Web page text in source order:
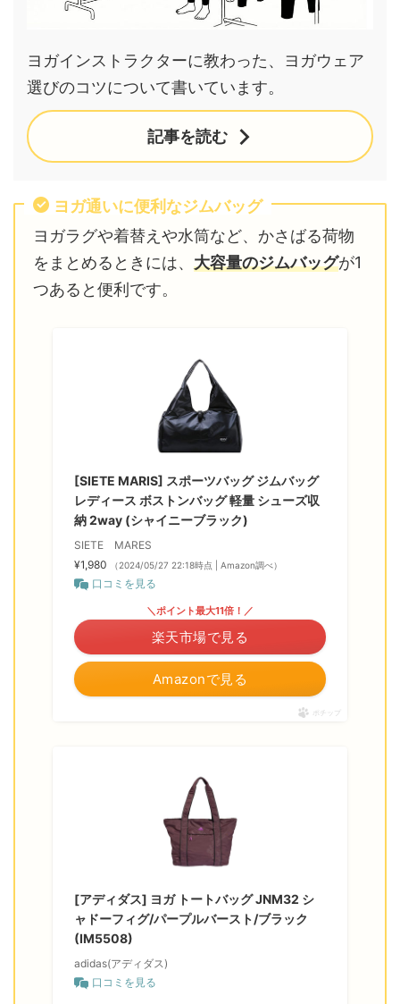
ヨガインストラクターに教わった、ヨガウェア
選びのコツについて書いています。
記事を読む
ヨガ通いに便利なジムバッグ
ヨガラグや着替えや水筒など、かさばる荷物
をまとめるときには、 大容量のジムバッグが1
つあると便利です。
[SIETE MARIS] スポーツバッグ ジムバッグ
レディース ボストンバッグ 軽量 シューズ収
納 2way (シャイニーブラック)
SIETE MARES
¥1,980
（2024/05/27 22:18時点 | Amazon調べ）
口コミを見る
Amazonで見る
＼ポイント最大11倍！／
楽天市場で見る
ポチップ
[アディダス] ヨガ トートバッグ JNM32 シ
ャドーフィグ/パープルバースト/ブラック
(IM5508)
adidas(アディダス)
口コミを見る